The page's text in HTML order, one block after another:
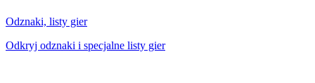
Odznaki, listy gier
Odkryj odznaki i specjalne listy gier